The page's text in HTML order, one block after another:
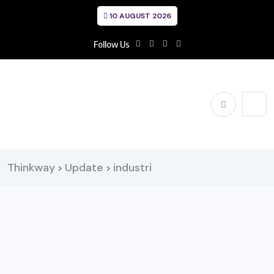
10 AUGUST 2026
Follow Us
Thinkway > Update > industri